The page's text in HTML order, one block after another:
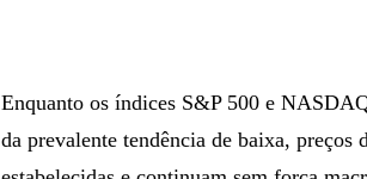
Enquanto os índices S&P 500 e
da prevalente tendência de baixa,